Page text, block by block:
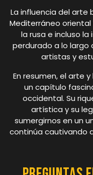
La influencia del arte
Mediterráneo
la rusa e incluso la
perdurado a lo largo
artistas y
En resumen, el arte
un capítulo
occidental. Su
artística y su
sumergirnos en un
continúa cautivando